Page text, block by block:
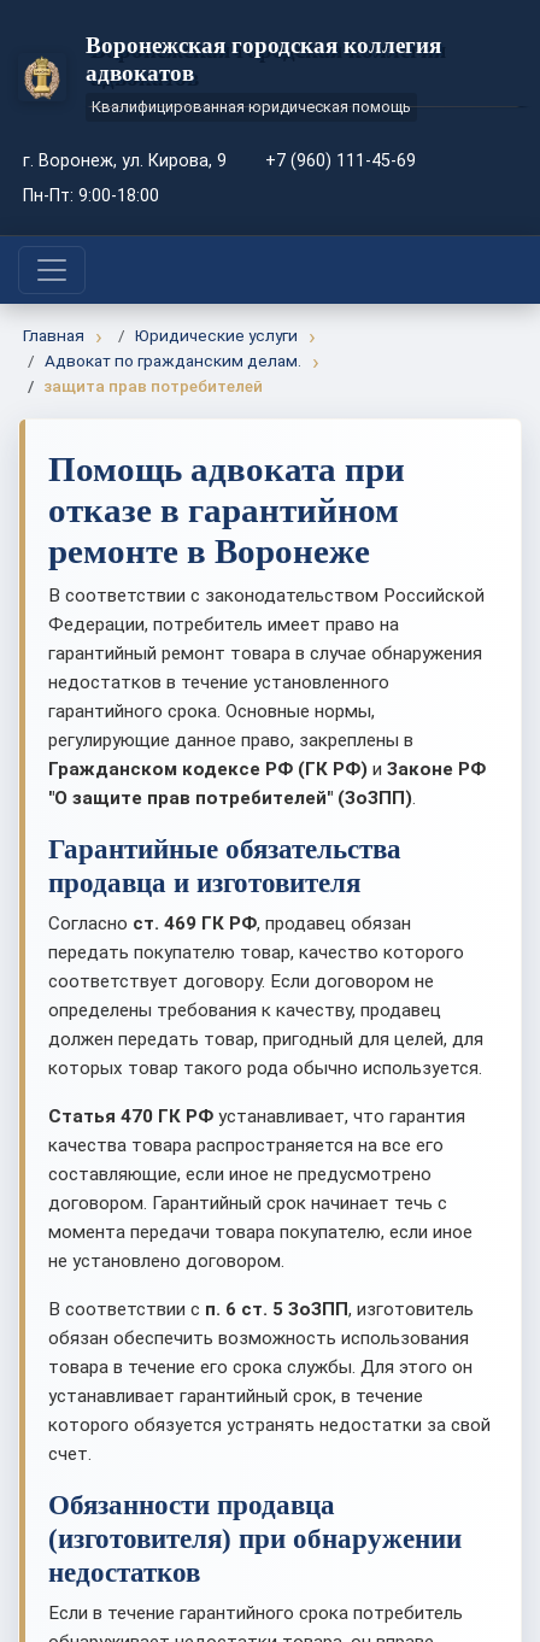
Воронежская городская коллегия
адвокатов
Квалифицированная юридическая помощь
г. Воронеж, ул. Кирова, 9
+7 (960) 111-45-69
Пн-Пт: 9:00-18:00
Главная
Юридические услуги
Адвокат по гражданским делам.
защита прав потребителей
Помощь адвоката при
отказе в гарантийном
ремонте в Воронеже
В соответствии с законодательством Российской
Федерации, потребитель имеет право на
гарантийный ремонт товара в случае обнаружения
недостатков в течение установленного
гарантийного срока. Основные нормы,
регулирующие данное право, закреплены в
Гражданском кодексе РФ (ГК РФ) и Законе РФ
"О защите прав потребителей" (ЗоЗПП).
Гарантийные обязательства
продавца и изготовителя
Согласно ст. 469 ГК РФ, продавец обязан
передать покупателю товар, качество которого
соответствует договору. Если договором не
определены требования к качеству, продавец
должен передать товар, пригодный для целей, для
которых товар такого рода обычно используется.
Статья 470 ГК РФ устанавливает, что гарантия
качества товара распространяется на все его
составляющие, если иное не предусмотрено
договором. Гарантийный срок начинает течь с
момента передачи товара покупателю, если иное
не установлено договором.
В соответствии с п. 6 ст. 5 ЗоЗПП, изготовитель
обязан обеспечить возможность использования
товара в течение его срока службы. Для этого он
устанавливает гарантийный срок, в течение
которого обязуется устранять недостатки за свой
счет.
Обязанности продавца
(изготовителя) при обнаружении
недостатков
Если в течение гарантийного срока потребитель